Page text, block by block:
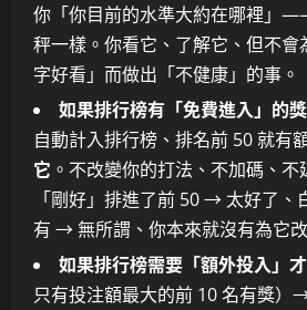
你「你目前的水準大約在哪裡」
秤一樣。你看它、了解它、但不會
字好看」而做出「不健康」的事。
如果排行榜有「免費進入」的
自動計入排行榜、排名前 50 就有
它 。不改變你的打法、不加碼、
「剛好」排進了前 50 → 太好了、
有 → 無所謂、你本來就沒有為它
如果排行榜需要「額外投入」
只有投注額最大的前 10 名有獎）